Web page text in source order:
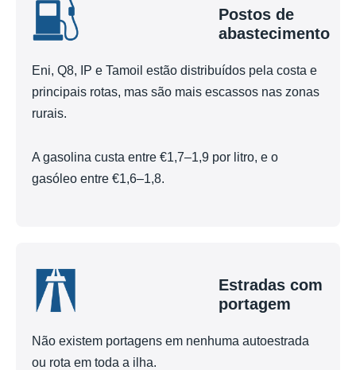
Postos de
abastecimento
Eni, Q8, IP e Tamoil estão distribuídos pela costa e
principais rotas, mas são mais escassos nas zonas
rurais.
A gasolina custa entre €1,7–1,9 por litro, e o
gasóleo entre €1,6–1,8.
Estradas com
portagem
Não existem portagens em nenhuma autoestrada
ou rota em toda a ilha.